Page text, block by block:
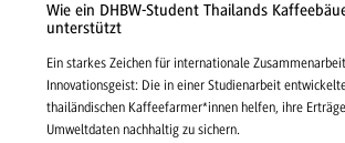
Wie ein DHBW-Student Thailands
unterstützt
Ein starkes Zeichen für internationale
Innovationsgeist: Die in einer Studienarbeit
thailändischen Kaffeefarmer*innen helfen, ihre
Umweltdaten nachhaltig zu sichern.